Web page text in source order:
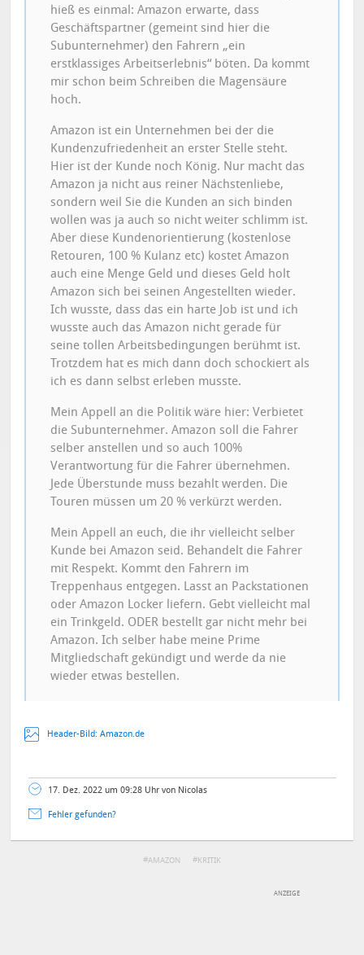
hieß es einmal: Amazon erwarte, dass
Geschäftspartner (gemeint sind hier die
Subunternehmer) den Fahrern „ein
erstklassiges Arbeitserlebnis“ böten. Da kommt
mir schon beim Schreiben die Magensäure
hoch.
Amazon ist ein Unternehmen bei der die
Kundenzufriedenheit an erster Stelle steht.
Hier ist der Kunde noch König. Nur macht das
Amazon ja nicht aus reiner Nächstenliebe,
sondern weil Sie die Kunden an sich binden
wollen was ja auch so nicht weiter schlimm ist.
Aber diese Kundenorientierung (kostenlose
Retouren, 100 % Kulanz etc) kostet Amazon
auch eine Menge Geld und dieses Geld holt
Amazon sich bei seinen Angestellten wieder.
Ich wusste, dass das ein harte Job ist und ich
wusste auch das Amazon nicht gerade für
seine tollen Arbeitsbedingungen berühmt ist.
Trotzdem hat es mich dann doch schockiert als
ich es dann selbst erleben musste.
Mein Appell an die Politik wäre hier: Verbietet
die Subunternehmer. Amazon soll die Fahrer
selber anstellen und so auch 100%
Verantwortung für die Fahrer übernehmen.
Jede Überstunde muss bezahlt werden. Die
Touren müssen um 20 % verkürzt werden.
Mein Appell an euch, die ihr vielleicht selber
Kunde bei Amazon seid. Behandelt die Fahrer
mit Respekt. Kommt den Fahrern im
Treppenhaus entgegen. Lasst an Packstationen
oder Amazon Locker liefern. Gebt vielleicht mal
ein Trinkgeld. ODER bestellt gar nicht mehr bei
Amazon. Ich selber habe meine Prime
Mitgliedschaft gekündigt und werde da nie
wieder etwas bestellen.
Header-Bild: Amazon.de
17. Dez. 2022 um 09:28 Uhr von Nicolas
Fehler gefunden?
AMAZON KRITIK